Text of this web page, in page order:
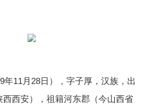
11月28日），字子厚，汉族，出
西安），祖籍河东郡（今山西省